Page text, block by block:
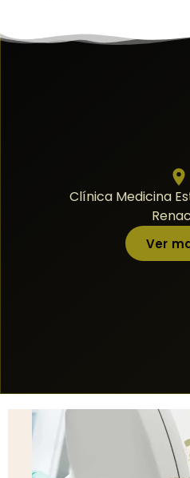
Clínica Medicina
Ver